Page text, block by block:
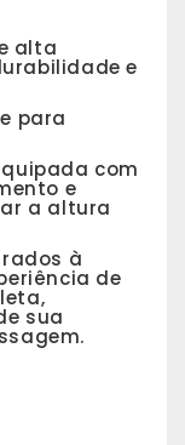
alta
e
para
com
e
a altura
à
de
sua